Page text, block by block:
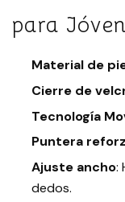
para
Material de
Cierre de
Tecnología
Puntera
Ajuste ancho:
dedos.